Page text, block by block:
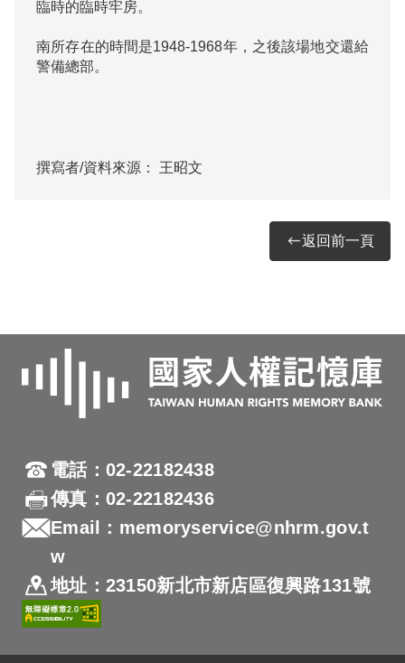
臨時的臨時牢房。
南所存在的時間是1948-1968年，之後該場地交還給
警備總部。
撰寫者/資料來源： 王昭文
返回前一頁
電話：02-22182438
傳真：02-22182436
Email：memoryservice@nhrm.gov.t
w
地址：23150新北市新店區復興路131號